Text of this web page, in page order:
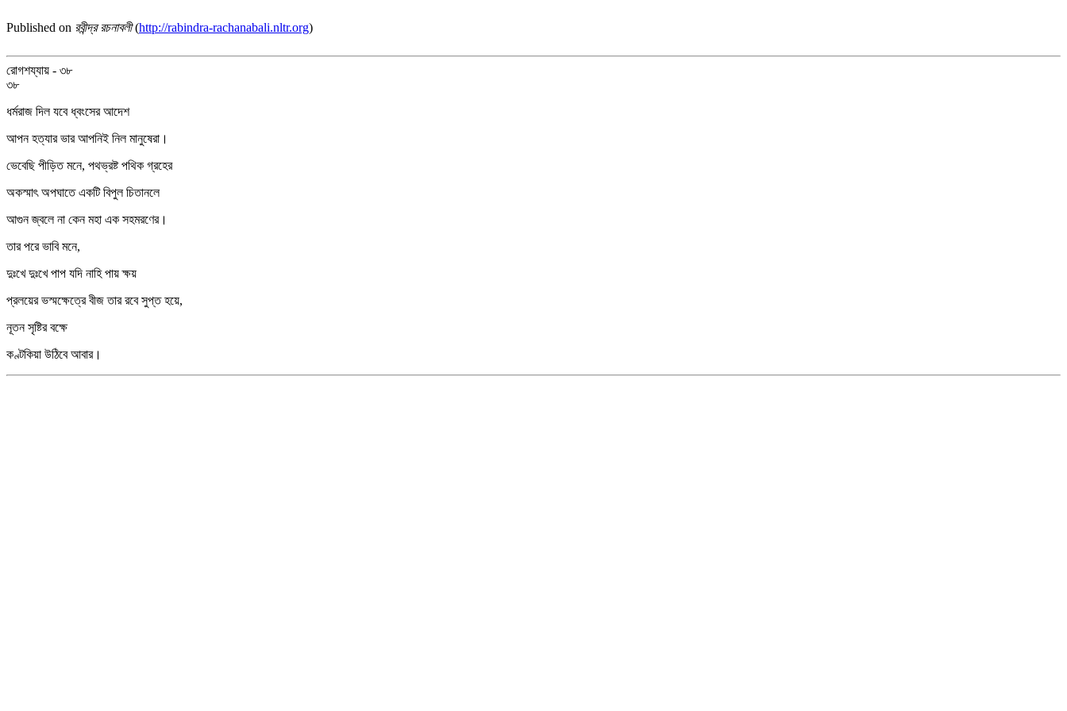
Published on রবীন্দ্র রচনাবলী(http://rabindra-rachanabali.nltr.org)
রোগশয্যায় - ৩৮
৩৮
ধর্মরাজ দিল যবে ধ্বংসের আদেশ
আপন হত্যার ভার আপনিই নিল মানুষেরা।
ভেবেছি পীড়িত মনে, পথভ্রষ্ট পথিক গ্রহের
অকস্মাৎ অপঘাতে একটি বিপুল চিতানলে
আগুন জ্বলে না কেন মহা এক সহমরণের।
তার পরে ভাবি মনে,
দুঃখে দুঃখে পাপ যদি নাহি পায় ক্ষয়
প্রলয়ের ভস্মক্ষেত্রে বীজ তার রবে সুপ্ত হয়ে,
নূতন সৃষ্টির বক্ষে
কণ্টকিয়া উঠিবে আবার।